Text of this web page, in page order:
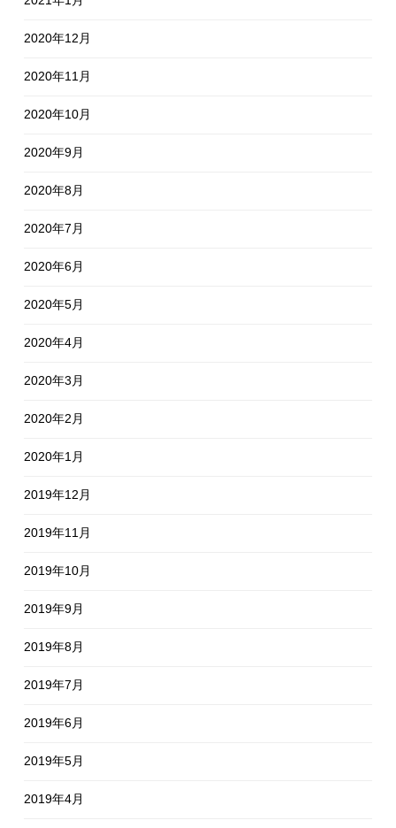
2020年12月
2020年11月
2020年10月
2020年9月
2020年8月
2020年7月
2020年6月
2020年5月
2020年4月
2020年3月
2020年2月
2020年1月
2019年12月
2019年11月
2019年10月
2019年9月
2019年8月
2019年7月
2019年6月
2019年5月
2019年4月